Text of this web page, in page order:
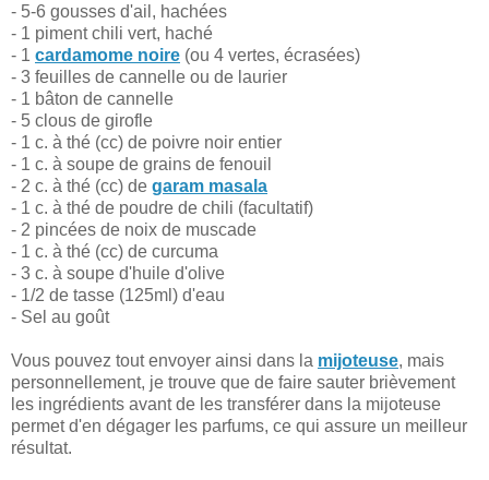
- 5-6 gousses d'ail, hachées
- 1 piment chili vert, haché
- 1 cardamome noire (ou 4 vertes, écrasées)
- 3 feuilles de cannelle ou de laurier
- 1 bâton de cannelle
- 5 clous de girofle
- 1 c. à thé (cc) de poivre noir entier
- 1 c. à soupe de grains de fenouil
- 2 c. à thé (cc) de garam masala
- 1 c. à thé de poudre de chili (facultatif)
- 2 pincées de noix de muscade
- 1 c. à thé (cc) de curcuma
- 3 c. à soupe d'huile d'olive
- 1/2 de tasse (125ml) d'eau
- Sel au goût
Vous pouvez tout envoyer ainsi dans la mijoteuse, mais
personnellement, je trouve que de faire sauter brièvement
les ingrédients avant de les transférer dans la mijoteuse
permet d'en dégager les parfums, ce qui assure un meilleur
résultat.